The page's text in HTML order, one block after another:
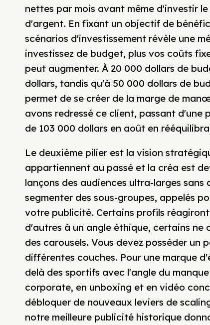
nettes par mois avant même d'investir
d'argent. En fixant un objectif de
scénarios d'investissement révèle une
investissez de budget, plus vos coûts
peut augmenter. À 20 000 dollars de
dollars, tandis qu'à 50 000 dollars de
permet de se créer de la marge de
avons redressé ce client, passant d'une
de 103 000 dollars en août en
Le deuxième pilier est la vision
appartiennent au passé et la créa est
lançons des audiences ultra-larges
segmenter des sous-groupes, appelés
votre publicité. Certains profils
d'autres à un angle éthique, certains ne
des carousels. Vous devez posséder
différentes couches. Pour une marque
delà des sportifs avec l'angle du
corporate, en unboxing et en vidéo
débloquer de nouveaux leviers de
notre meilleure publicité historique